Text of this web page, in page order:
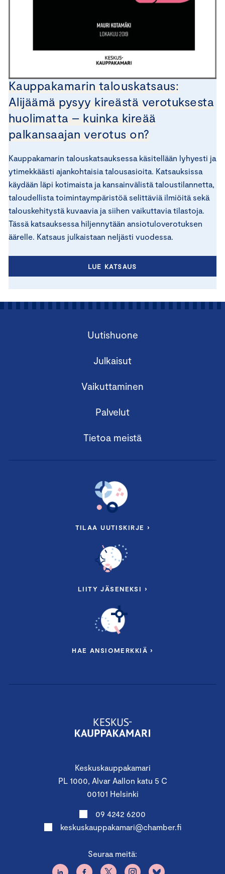
Kauppakamarin talouskatsaus:
Alijäämä pysyy kireästä verotuksesta
huolimatta – kuinka kireää
palkansaajan verotus on?
Kauppakamarin talouskatsauksessa käsitellään lyhyesti ja
ytimekkäästi ajankohtaisia talousasioita. Katsauksissa
käydään läpi kotimaista ja kansainvälistä taloustilannetta,
taloudellista toimintaympäristöä selittäviä ilmiöitä sekä
talouskehitystä kuvaavia ja siihen vaikuttavia tilastoja.
Tässä katsauksessa hiljennytään ansiotuloverotuksen
äärelle. Katsaus julkaistaan neljästi vuodessa.
LUE KATSAUS
Keskuskauppakamari
PL 1000, Alvar Aallon katu 5 C
00101 Helsinki
09 4242 6200
keskuskauppakamari@chamber.fi
Seuraa meitä:
Uutishuone
Julkaisut
Vaikuttaminen
Palvelut
Tietoa meistä
TILAA UUTISKIRJE ›
LIITY JÄSENEKSI ›
HAE ANSIOMERKKIÄ ›